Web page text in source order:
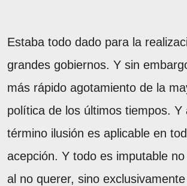
Estaba todo dado para la
grandes gobiernos. Y sin
más rápido agotamiento de la
política de los últimos tiempos. Y
término ilusión es aplicable en
acepción. Y todo es imputable
al no querer, sino